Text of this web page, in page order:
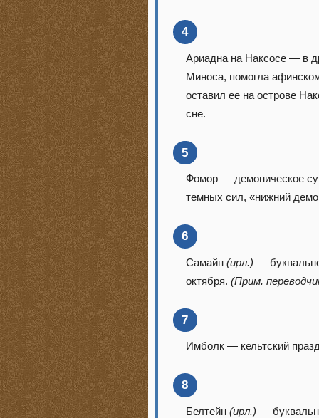
4
Ариадна на Наксосе — в
Миноса, помогла
оставил ее на острове
сне.
5
Фомор — демоническое
темных сил, «нижний
6
Самайн(ирл.) —
октября.(Прим.
7
Имболк — кельтский
8
Белтейн(ирл.) —